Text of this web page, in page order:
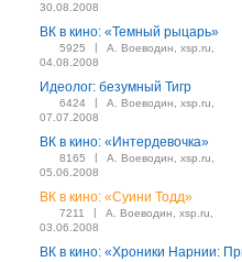
30.08.2008
ВК в кино: «Темный рыцарь»
5925 |
А. Воеводин, xsp.ru,
04.08.2008
Идеолог: безумный Тигр
6424 |
А. Воеводин, xsp.ru,
07.07.2008
ВК в кино: «Интердевочка»
8165 |
А. Воеводин, xsp.ru,
05.06.2008
ВК в кино: «Суини Тодд»
7211 |
А. Воеводин, xsp.ru,
03.06.2008
ВК в кино: «Хроники Нарнии: